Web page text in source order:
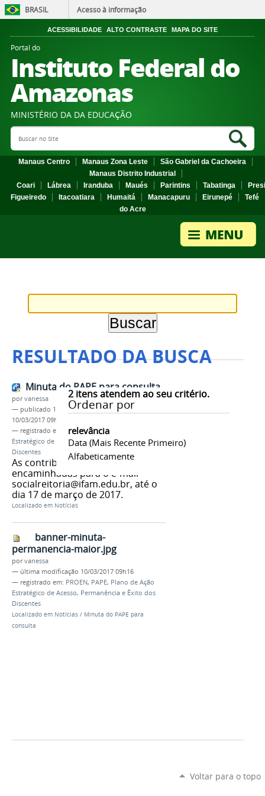
BRASIL Acesso à informação
ACESSIBILIDADE ALTO CONTRASTE MAPA DO SITE
Portal do
Instituto Federal do
Amazonas
MINISTÉRIO DA DA EDUCAÇÃO
Search Site
Manaus Centro Manaus Zona Leste
São Gabriel da Cachoeira
Manaus Distrito Industrial
Coari
Lábrea Iranduba Maués Parintins Tabatinga
Figueiredo
Itacoatiara Humaitá Manacapuru Eirunepé
Tefé
do Acre
RESULTADO DA BUSCA
2itens atendem ao seu critério.
Ordenar por
relevância
Data (mais Recente Primeiro)
Alfabeticamente
Minuta do PAPE para consulta
porvanessa
— publicado 10/03/2017 —última modificação
10/03/2017 09h16
— registrado em:
PROEN,PAPE,
Estratégico de Acesso, Permanência e Êxito dos
Discentes
As contribuições poderão ser
encaminhadas para o e-mail
socialreitoria@ifam.edu.br, até o
dia 17 de março de 2017.
Localizado em Notícias
banner-minuta-
permanencia-maior.jpg
porvanessa
— última modificação 10/03/2017 09h16
— registrado em: PROEN, PAPE, Plano de Ação
Estratégico de Acesso, Permanência e Êxito dos
Discentes
Localizado em Notícias / Minuta do PAPE para
consulta
Voltar para o topo